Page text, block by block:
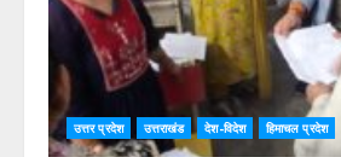
उत्तर प्रदेश उत्तराखंड देश-विदेश हिमाचल प्रदेश